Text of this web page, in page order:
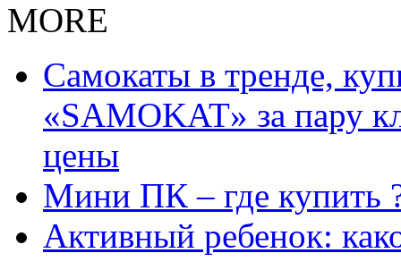
MORE
Самокаты в тренде,
«SAMOKAT» за пару
цены
Мини ПК – где купить
Активный ребенок: